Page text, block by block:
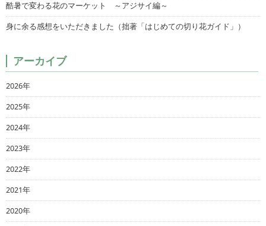
酷暑で変わる花のマーケット ～アジサイ編～
身に余る感想をいただきました（拙著「はじめての切り花ガイド」）
アーカイブ
2026年
2025年
2024年
2023年
2022年
2021年
2020年